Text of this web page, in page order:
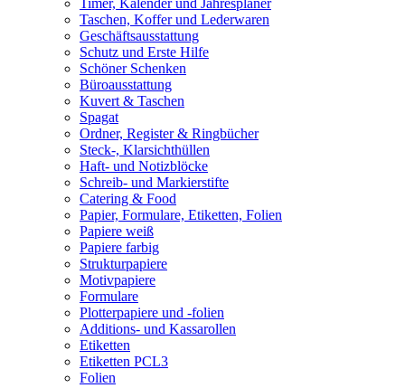
Timer, Kalender und Jahresplaner
Taschen, Koffer und Lederwaren
Geschäftsausstattung
Schutz und Erste Hilfe
Schöner Schenken
Büroausstattung
Kuvert & Taschen
Spagat
Ordner, Register & Ringbücher
Steck-, Klarsichthüllen
Haft- und Notizblöcke
Schreib- und Markierstifte
Catering & Food
Papier, Formulare, Etiketten, Folien
Papiere weiß
Papiere farbig
Strukturpapiere
Motivpapiere
Formulare
Plotterpapiere und -folien
Additions- und Kassarollen
Etiketten
Etiketten PCL3
Folien